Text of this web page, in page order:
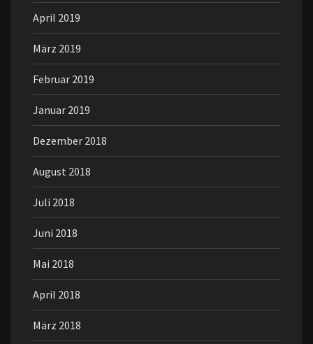
April 2019
März 2019
Februar 2019
Januar 2019
Dezember 2018
August 2018
Juli 2018
Juni 2018
Mai 2018
April 2018
März 2018